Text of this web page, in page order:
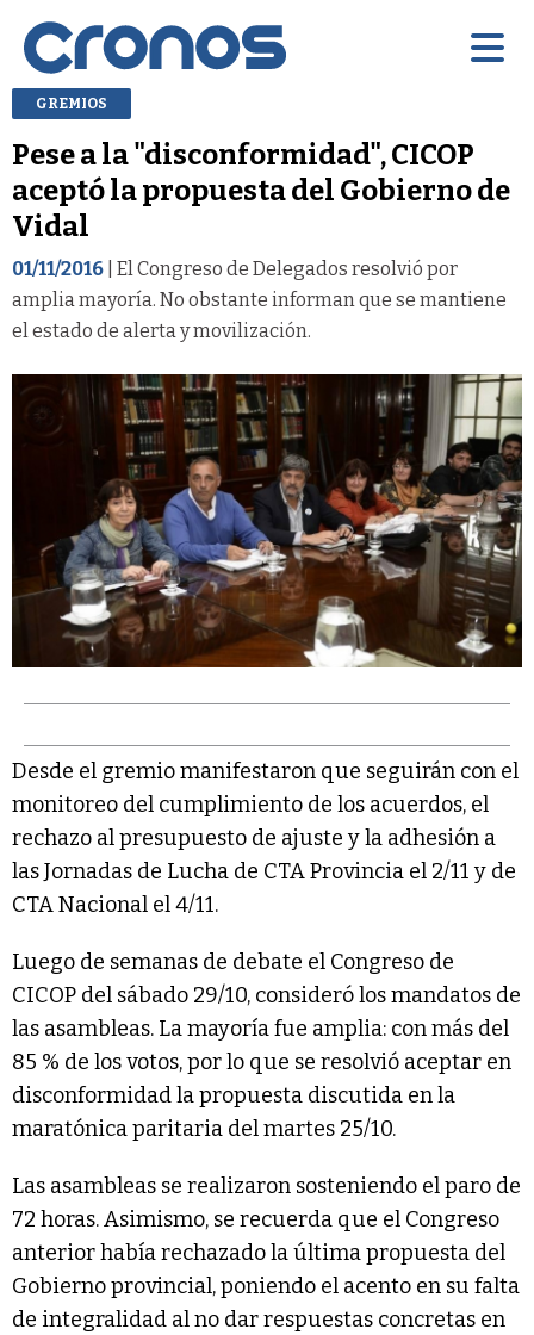
GREMIOS
Pese a la "disconformidad", CICOP
aceptó la propuesta del Gobierno de
Vidal
01/11/2016 | El Congreso de Delegados resolvió por
amplia mayoría. No obstante informan que se mantiene
el estado de alerta y movilización.
Desde el gremio manifestaron que seguirán con el
monitoreo del cumplimiento de los acuerdos, el
rechazo al presupuesto de ajuste y la adhesión a
las Jornadas de Lucha de CTA Provincia el 2/11 y de
CTA Nacional el 4/11.
Luego de semanas de debate el Congreso de
CICOP del sábado 29/10, consideró los mandatos de
las asambleas. La mayoría fue amplia: con más del
85 % de los votos, por lo que se resolvió aceptar en
disconformidad la propuesta discutida en la
maratónica paritaria del martes 25/10.
Las asambleas se realizaron sosteniendo el paro de
72 horas. Asimismo, se recuerda que el Congreso
anterior había rechazado la última propuesta del
Gobierno provincial, poniendo el acento en su falta
de integralidad al no dar respuestas concretas en